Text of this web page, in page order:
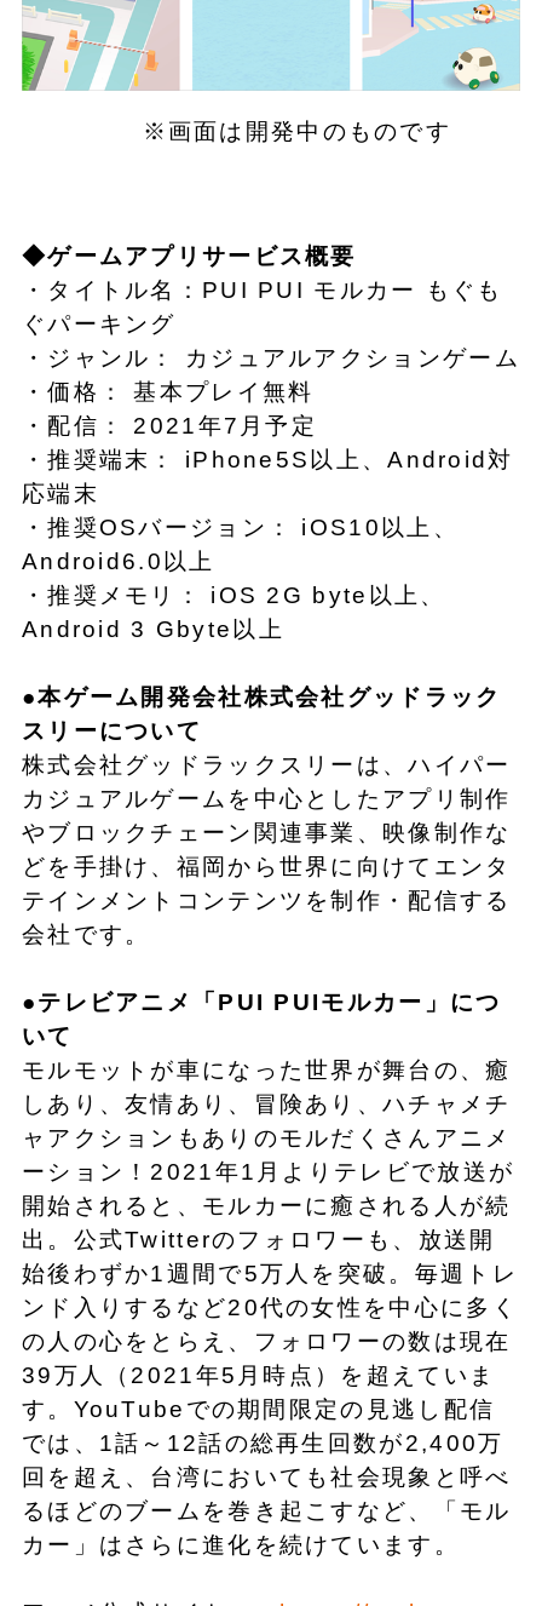
※画面は開発中のものです
◆ゲームアプリサービス概要
・タイトル名：PUI PUI モルカー もぐも
ぐパーキング
・ジャンル： カジュアルアクションゲーム
・価格： 基本プレイ無料
・配信： 2021年7月予定
・推奨端末： iPhone5S以上、Android対
応端末
・推奨OSバージョン： iOS10以上、
Android6.0以上
・推奨メモリ： iOS 2G byte以上、
Android 3 Gbyte以上
●本ゲーム開発会社株式会社グッドラック
スリーについて
株式会社グッドラックスリーは、ハイパー
カジュアルゲームを中心としたアプリ制作
やブロックチェーン関連事業、映像制作な
どを手掛け、福岡から世界に向けてエンタ
テインメントコンテンツを制作・配信する
会社です。
●テレビアニメ 「P UI PUIモルカー 」につ
いて
モルモットが車になった世界が舞台の、癒
しあり、友情あり、冒険あり、ハチャメチ
ャアクションもありのモルだくさんアニメ
ーション！2021年1月よりテレビで放送が
開始されると、モルカーに癒される人が続
出。公式Twitterのフォロワーも、放送開
始後わずか1週間で5万人を突破。毎週トレ
ンド入りするなど20代の女性を中心に多く
の人の心をとらえ、フォロワーの数は現在
39万人（2021年5月時点）を超えていま
す。YouTubeでの期間限定の見逃し配信
では、1話～12話の総再生回数が2,400万
回を超え、台湾においても社会現象と呼べ
るほどのブームを巻き起こすなど、「モル
カー」はさらに進化を続けています。